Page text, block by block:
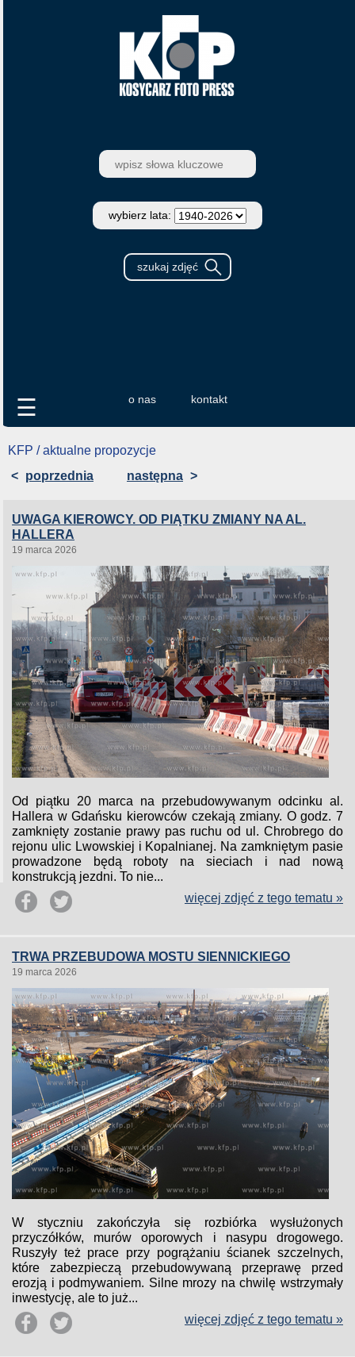
wybierz lata:
o nas kontakt
☰
KFP / aktualne propozycje
< poprzednia następna >
UWAGA KIEROWCY. OD PIĄTKU ZMIANY NA AL.
HALLERA
19 marca 2026
Od piątku 20 marca na przebudowywanym odcinku al.
Hallera w Gdańsku kierowców czekają zmiany. O godz. 7
zamknięty zostanie prawy pas ruchu od ul. Chrobrego do
rejonu ulic Lwowskiej i Kopalnianej. Na zamkniętym pasie
prowadzone będą roboty na sieciach i nad nową
konstrukcją jezdni. To nie...
więcej zdjęć z tego tematu »
TRWA PRZEBUDOWA MOSTU SIENNICKIEGO
19 marca 2026
W styczniu zakończyła się rozbiórka wysłużonych
przyczółków, murów oporowych i nasypu drogowego.
Ruszyły też prace przy pogrążaniu ścianek szczelnych,
które zabezpieczą przebudowywaną przeprawę przed
erozją i podmywaniem. Silne mrozy na chwilę wstrzymały
inwestycję, ale to już...
więcej zdjęć z tego tematu »